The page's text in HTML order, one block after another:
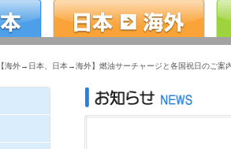
【海外→日本、日本→海外】燃油サーチャージと各国祝日のご案